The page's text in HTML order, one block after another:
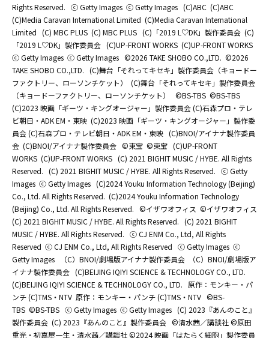
Rights Reserved. ⓒ Getty Images ⓒ Getty Images (C)ABC (C)ABC
(C)Media Caravan International Limited (C)Media Caravan International
Limited (C) MBC PLUS (C) MBC PLUS (C)「2019 L♡DK」製作委員会 (C)
「2019 L♡DK」製作委員会 (C)UP-FRONT WORKS (C)UP-FRONT WORKS
ⓒ Getty Images ⓒ Getty Images ©2026 TAKE SHOBO CO.,LTD. ©2026
TAKE SHOBO CO.,LTD. (C)舞台「それってキセキ」製作委員会（キョードー
ファクトリー、ローソンチケット）
(C)舞台「それってキセキ」製作委員会
（キョードーファクトリー、ローソンチケット）
©BS-TBS ©BS-TBS
(C)2023 映画「ギーツ・キングオージャー」製作委員会 (C)石森プロ・テレ
ビ朝日・ADK EM・東映 (C)2023 映画「ギーツ・キングオージャー」製作委
員会 (C)石森プロ・テレビ朝日・ADK EM・東映 (C)BNOI/アイナナ製作委員
会 (C)BNOI/アイナナ製作委員会 ©東宝 ©東宝 (C)UP-FRONT
WORKS (C)UP-FRONT WORKS (C) 2021 BIGHIT MUSIC / HYBE. All Rights
Reserved. (C) 2021 BIGHIT MUSIC / HYBE. All Rights Reserved. ⓒ Getty
Images ⓒ Getty Images (C)2024 Youku Information Technology (Beijing)
Co., Ltd. All Rights Reserved. (C)2024 Youku Information Technology
(Beijing) Co., Ltd. All Rights Reserved. ©イザワオフィス ©イザワオフィス
(C) 2021 BIGHIT MUSIC / HYBE. All Rights Reserved. (C) 2021 BIGHIT
MUSIC / HYBE. All Rights Reserved. ⓒ CJ ENM Co., Ltd, All Rights
Reserved ⓒ CJ ENM Co., Ltd, All Rights Reserved ⓒ Getty Images ⓒ
Getty Images
（C）BNOI/劇場版アイナナ製作委員会
（C）BNOI/劇場版ア
イナナ製作委員会 (C)BEIJING IQIYI SCIENCE & TECHNOLOGY CO., LTD.
(C)BEIJING IQIYI SCIENCE & TECHNOLOGY CO., LTD.
原作：モンキー・パ
ンチ (C)TMS・NTV 原作：モンキー・パンチ (C)TMS・NTV ©BS-
TBS ©BS-TBS ⓒ Getty Images ⓒ Getty Images (C) 2023『あんのこと』
製作委員会 (C) 2023『あんのこと』製作委員会 ©清水茜／講談社 ©原田
重光・初嘉屋一生・清水茜／講談社 ©2024 映画「はたらく細胞」製作委員